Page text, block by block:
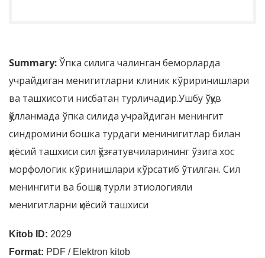
Summary:Ўпка силига чалинган беморларда
учрайдиган менигитларни клиник кўриринишлари
ва ташхисоти нисбатан турличадир.Ушбу ўқув
қўлланмада ўпка силида учрайдиган менингит
синдромини бошка турдаги менинигитлар билан
қиёсий ташхиси сил қўзғатувчиларининг ўзига хос
морфологик кўринишлари кўрсатиб ўтилган. Сил
менингити ва бошқа турли этиологияли
менигитларни қиёсий ташхиси
Kitob ID: 2029
Format: PDF / Elektron kitob